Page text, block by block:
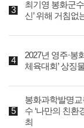
최기영 봉화군
신’ 위해 거침없
2027년 영주·봉
체육대회’ 상징
봉화과학발명교
수 ‘나만의 친환
최